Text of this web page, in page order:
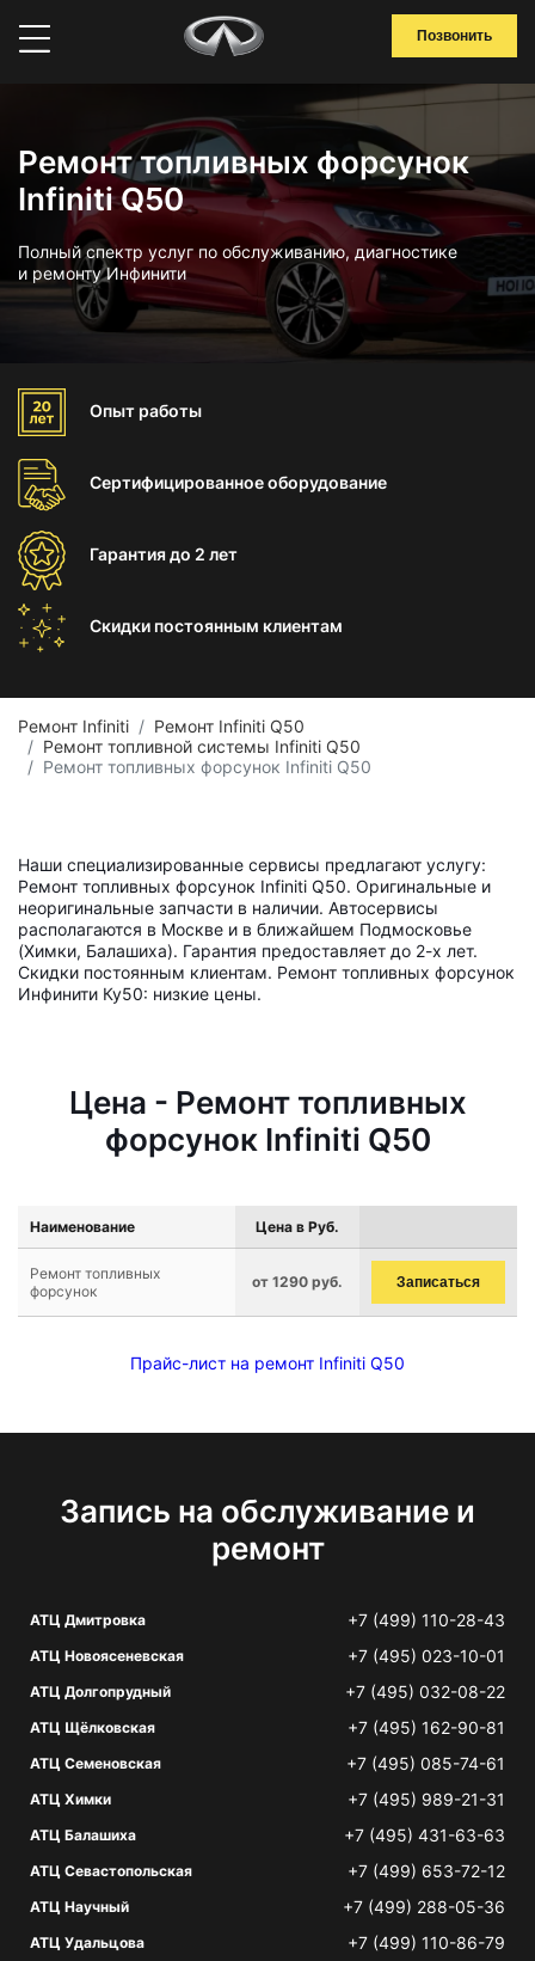
Позвонить
Ремонт топливных форсунок
Infiniti Q50
Полный спектр услуг по обслуживанию, диагностике
и ремонту Инфинити
Опыт работы
Сертифицированноеоборудование
Гарантиядо 2 лет
Скидки постоянным клиентам
Ремонт Infiniti
Ремонт Infiniti Q50
Ремонт топливной системы Infiniti Q50
Ремонт топливных форсунок Infiniti Q50
Наши специализированные сервисы предлагают услугу:
Ремонт топливных форсунок Infiniti Q50. Оригинальные и
неоригинальные запчасти в наличии. Автосервисы
располагаются в Москве и в ближайшем Подмосковье
(Химки, Балашиха). Гарантия предоставляет до 2-х лет.
Скидки постоянным клиентам. Ремонт топливных форсунок
Инфинити Ку50: низкие цены.
Цена - Ремонт топливных
форсунок Infiniti Q50
Наименование Цена в Руб.
Ремонт топливных
форсунок
от 1290 руб. Записаться
Прайс-лист на ремонт Infiniti Q50
Запись на обслуживание и
ремонт
АТЦ Дмитровка +7 (499) 110-28-43
АТЦ Новоясеневская +7 (495) 023-10-01
АТЦ Долгопрудный +7 (495) 032-08-22
АТЦ Щёлковская +7 (495) 162-90-81
АТЦ Семеновская +7 (495) 085-74-61
АТЦ Химки +7 (495) 989-21-31
АТЦ Балашиха +7 (495) 431-63-63
АТЦ Севастопольская +7 (499) 653-72-12
АТЦ Научный +7 (499) 288-05-36
АТЦ Удальцова +7 (499) 110-86-79